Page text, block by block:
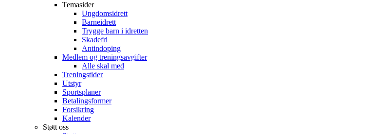
Temasider
Ungdomsidrett
Barneidrett
Trygge barn i idretten
Skadefri
Antindoping
Medlem og treningsavgifter
Alle skal med
Treningstider
Utstyr
Sportsplaner
Betalingsformer
Forsikring
Kalender
Støtt oss